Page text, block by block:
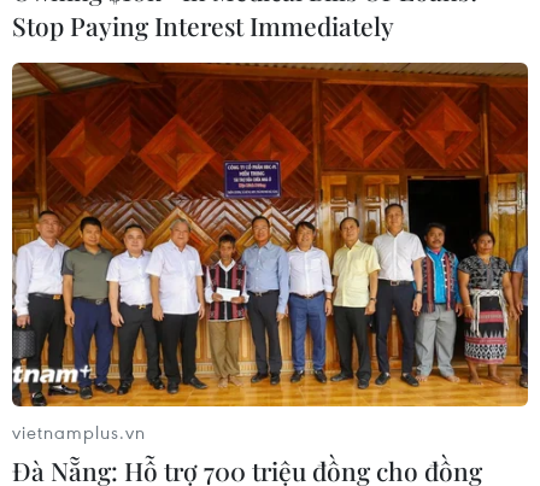
Gắn biển trụ sở phường Hai Bà Trưng, thành phố Hà Nội. (Ảnh:
Khánh Hòa/TTXVN)
Stop Paying Interest Immediately
vietnamplus.vn
Đà Nẵng: Hỗ trợ 700 triệu đồng cho đồng